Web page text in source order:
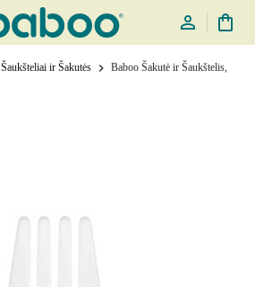
person_outline shopping_bag
Šaukšteliai ir Šakutės chevron_right Baboo Šakutė ir Šaukštelis,